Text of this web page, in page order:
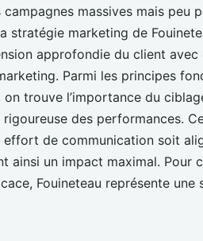
massives mais peu
stratégie marketing de
approfondie du client
Parmi les principes
trouve l’importance du
rigoureuse des performances.
de communication soit
ainsi un impact maximal. Pour
Fouineteau représente